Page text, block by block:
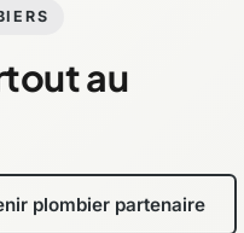
au
plombier partenaire